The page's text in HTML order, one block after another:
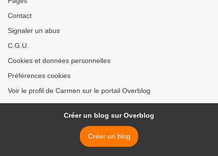
Contact
Signaler un abus
C.G.U.
Cookies et données personnelles
Préférences cookies
Voir le profil de Carmen sur le portail Overblog
Créer un blog sur Overblog
Créer un blog